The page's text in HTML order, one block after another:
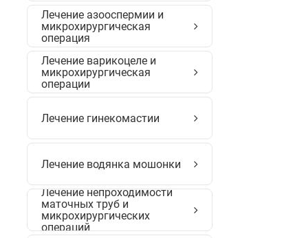
Лечение азооспермии и
микрохирургическая
операция
Лечение варикоцеле и
микрохирургическая
операции
Лечение гинекомастии
Лечение водянка мошонки
Лечение непроходимости
маточных труб и
микрохирургических
операций